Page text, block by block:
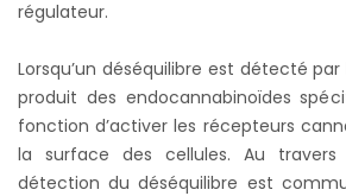
régulateur.
Lorsqu’un déséquilibre est détecté
produit des endocannabinoïdes
fonction d’activer les récepteurs
la surface des cellules. Au travers
détection du déséquilibre est